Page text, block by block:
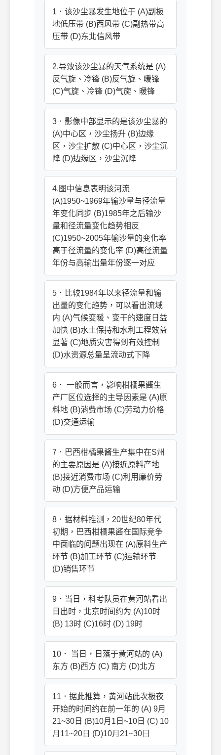
1．该沙尘暴发生地位于 (A)副极
地低压带 (B)西风带 (C)副热带高
压带 (D)东北信风带
2.导致该沙尘暴的天气系统是 (A)
反气旋、冷锋 (B)反气旋、暖锋
(C)气旋、冷锋 (D)气旋、暖锋
3．影像中部显示的是该沙尘暴的
(A)中心区，沙尘扬升 (B)边缘
区，沙尘扩散 (C)中心区，沙尘沉
降 (D)边缘区，沙尘沉降
4.图中信息表明该河流
(A)1950~1969年输沙量与径流量
年变化同步 (B)1985年之后输沙
量和径流量变化趋势相反
(C)1950~2005年输沙量的变化率
高于径流量的变化率 (D)高径流量
年份与高输出量年份逐一对应
5．比较1984年以来径流量和输
出量的变化趋势，可以看出流域
内 (A)气候变暖、变干的速度日益
加快 (B)水土保持和水利工程效益
显著 (C)地质灾害得到有效控制
(D)水资源总量呈流动式下降
6． 一般而言，影响柑橘果酱生
产厂区位选择的主导因素是 (A)原
料地 (B)消费市场 (C)劳动力价格
(D)交通运输
7．巴西柑橘果酱生产集中在S州
的主要原因是 (A)接近原料产地
(B)接近消费市场 (C)利用廉价劳
动 (D)方便产品运输
8．据材料推测，20世纪80年代
初期，巴西柑橘果酱在国际竞争
中面临的问题出现在 (A)原料生产
环节 (B)加工环节 (C)运输环节
(D)销售环节
9．当日，科考队员在黄河站看出
日出时，北京时间约为 (A)10时
(B) 13时 (C)16时 (D) 19时
10． 当日，日落于黄河站的 (A)
东方 (B)西方 (C) 南方 (D)北方
11．据此推算，黄河站此次极夜
开始的时间约在前一年的 (A) 9月
21~30日 (B)10月1日~10日 (C) 10
月11~20日 (D)10月21~30日